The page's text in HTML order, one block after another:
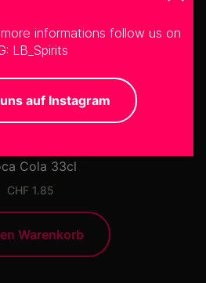
Cola 33cl
CHF 1.85
Warenkorb
informations follow us on
LB_Spirits
auf Instagram